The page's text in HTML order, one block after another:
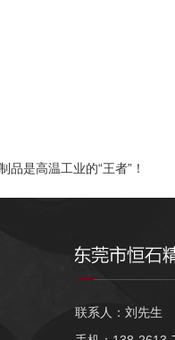
品是高温工业的“王者”！
联系人：刘先生